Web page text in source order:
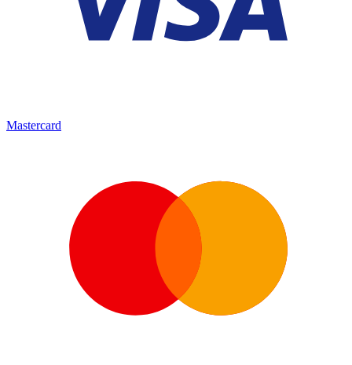
Mastercard